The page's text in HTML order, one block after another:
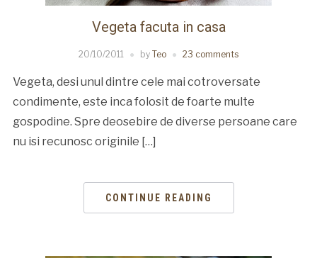
Vegeta facuta in casa
20/10/2011 by Teo 23 comments
Vegeta, desi unul dintre cele mai cotroversate
condimente, este inca folosit de foarte multe
gospodine. Spre deosebire de diverse persoane care
nu isi recunosc originile […]
CONTINUE READING